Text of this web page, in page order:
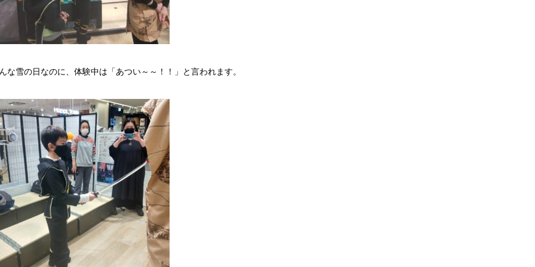
な雪の日なのに、体験中は「あつい～～！！」と言われます。